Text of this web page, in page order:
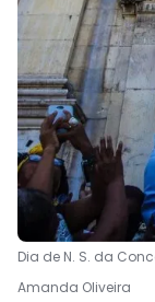
Dia de N. S. da
Amanda Oliveira